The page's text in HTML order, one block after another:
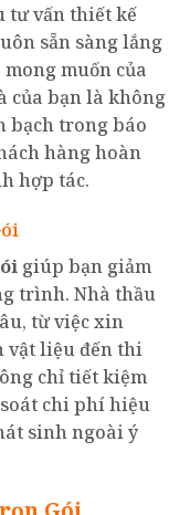
tư vấn thiết kế
sẵn sàng lắng
muốn của
của bạn là không
bạch trong báo
hàng hoàn
hợp tác.
giúp bạn giảm
trình. Nhà thầu
từ việc xin
vật liệu đến thi
chỉ tiết kiệm
chi phí hiệu
sinh ngoài ý